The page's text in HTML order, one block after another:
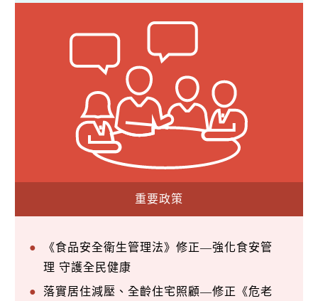
重要政策
《食品安全衛生管理法》修正—強化食安管
理 守護全民健康
落實居住減壓、全齡住宅照顧—修正《危老